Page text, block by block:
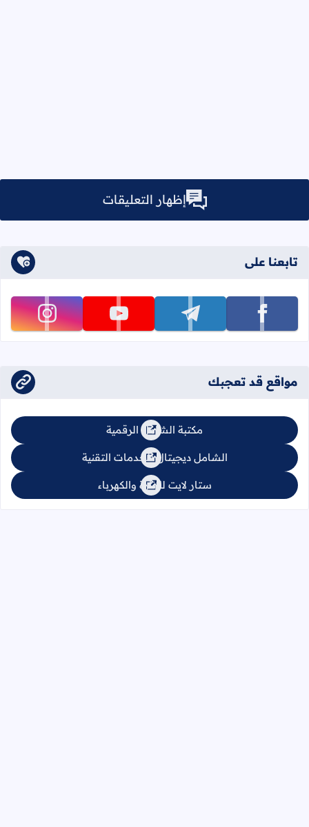
إظهار التعليقات
تابعنا على
تابعنا على facebook تابعنا على telegram تابعنا على youtube تابعنا على instagram
مواقع قد تعجبك
مكتبة الشامل الرقمية
الشامل ديجيتال للخدمات التقنية
ستار لايت للإنارة والكهرباء